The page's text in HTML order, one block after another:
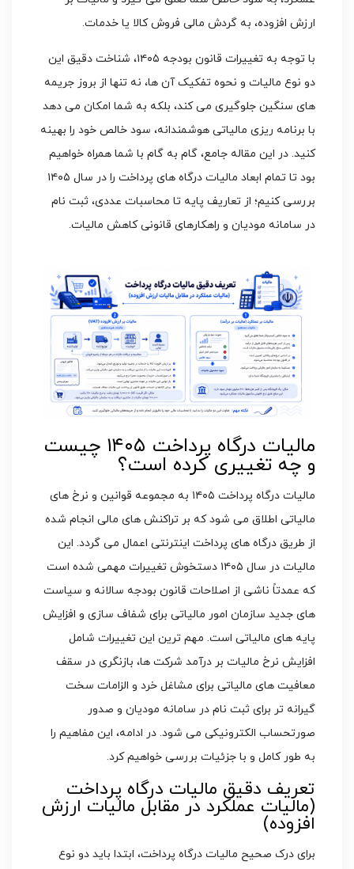
ارزش افزوده، به گردش مالی فروش کالا یا خدمات.
با توجه به تغییرات قانون بودجه ۱۴۰۵، شناخت دقیق این
دو نوع مالیات و نحوه تفکیک آن ها، نه تنها از بروز جریمه
های سنگین جلوگیری می کند، بلکه به شما امکان می دهد
با برنامه ریزی مالیاتی هوشمندانه، سود خالص خود را بهینه
کنید. در این مقاله جامع، گام به گام با شما همراه خواهیم
بود تا تمام ابعاد مالیات درگاه های پرداخت را در سال ۱۴۰۵
بررسی کنیم؛ از تعاریف پایه تا محاسبات عددی، ثبت نام
در سامانه مودیان و راهکارهای قانونی کاهش مالیات.
مالیات درگاه پرداخت ۱۴۰۵ چیست
و چه تغییری کرده است؟
مالیات درگاه پرداخت ۱۴۰۵ به مجموعه قوانین و نرخ های
مالیاتی اطلاق می شود که بر تراکنش های مالی انجام شده
از طریق درگاه های پرداخت اینترنتی اعمال می گردد. این
مالیات در سال ۱۴۰۵ دستخوش تغییرات مهمی شده است
که عمدتاً ناشی از اصلاحات قانون بودجه سالانه و سیاست
های جدید سازمان امور مالیاتی برای شفاف سازی و افزایش
پایه های مالیاتی است. مهم ترین این تغییرات شامل
افزایش نرخ مالیات بر درآمد شرکت ها، بازنگری در سقف
معافیت های مالیاتی برای مشاغل خرد و الزامات سخت
گیرانه تر برای ثبت نام در سامانه مودیان و صدور
صورتحساب الکترونیکی می شود. در ادامه، این مفاهیم را
به طور کامل و با جزئیات بررسی خواهیم کرد.
تعریف دقیق مالیات درگاه پرداخت
(مالیات عملکرد در مقابل مالیات ارزش
افزوده)
برای درک صحیح مالیات درگاه پرداخت، ابتدا باید دو نوع